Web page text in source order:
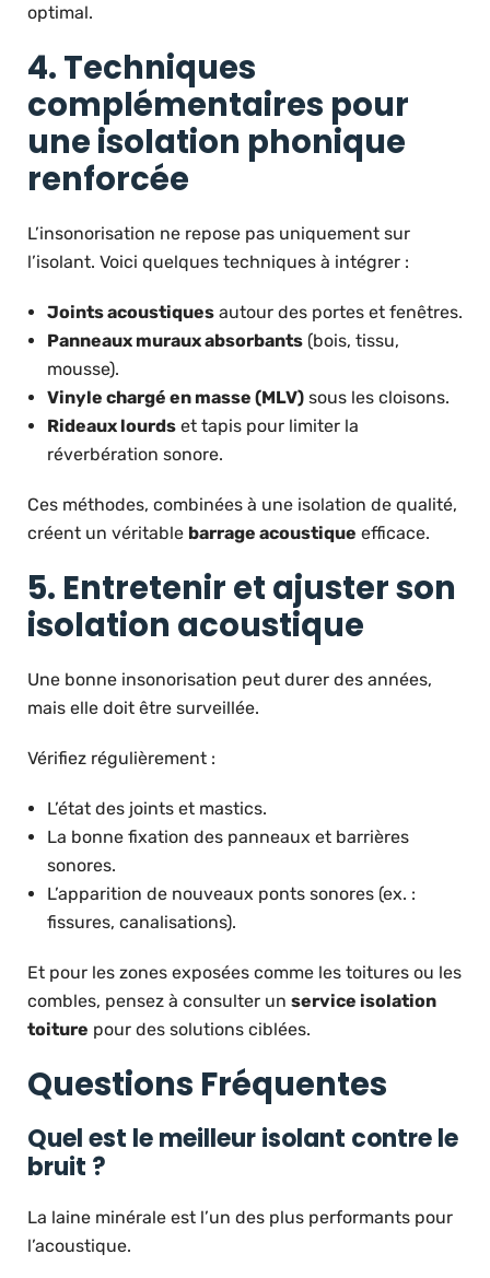
optimal.
4. Techniques
complémentaires pour
une isolation phonique
renforcée
L’insonorisation ne repose pas uniquement sur
l’isolant. Voici quelques techniques à intégrer :
Joints acoustiques autour des portes et fenêtres.
Panneaux muraux absorbants (bois, tissu,
mousse).
Vinyle chargé en masse (MLV) sous les cloisons.
Rideaux lourds et tapis pour limiter la
réverbération sonore.
Ces méthodes, combinées à une isolation de qualité,
créent un véritable barrage acoustique efficace.
5. Entretenir et ajuster son
isolation acoustique
Une bonne insonorisation peut durer des années,
mais elle doit être surveillée.
Vérifiez régulièrement :
L’état des joints et mastics.
La bonne fixation des panneaux et barrières
sonores.
L’apparition de nouveaux ponts sonores (ex. :
fissures, canalisations).
Et pour les zones exposées comme les toitures ou les
combles, pensez à consulter un service isolation
toiture pour des solutions ciblées.
Questions Fréquentes
Quel est le meilleur isolant contre le
bruit ?
La laine minérale est l’un des plus performants pour
l’acoustique.